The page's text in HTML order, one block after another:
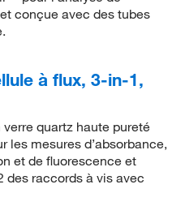
conçue avec des tubes
à flux, 3-in-1,
quartz haute pureté
les mesures d’absorbance,
et de fluorescence et
des raccords à vis avec